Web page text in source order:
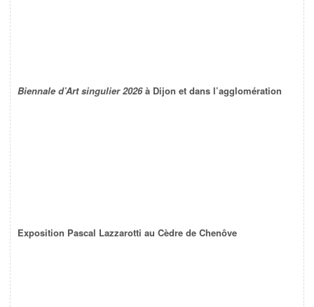
Biennale d’Art singulier 2026à Dijon et dans l’agglomération
Exposition Pascal Lazzarotti au Cèdre de Chenôve